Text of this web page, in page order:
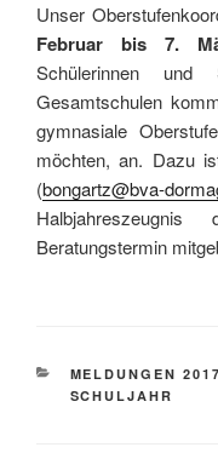
Unser
Februar bis 7.
Schülerinnen
Gesamtschulen
gymnasiale
möchten, an. Dazu
(bongartz@bva-
Beratungstermin
KATEGORIEN
MELDUNGEN
SCHULJAHR